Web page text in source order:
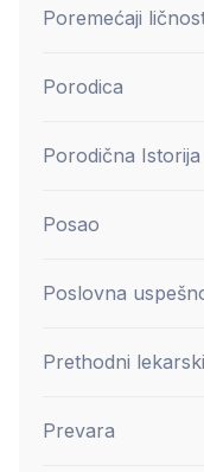
Poremećaji
Porodica
Porodična Istorija
Posao
Poslovna
Prethodni
Prevara